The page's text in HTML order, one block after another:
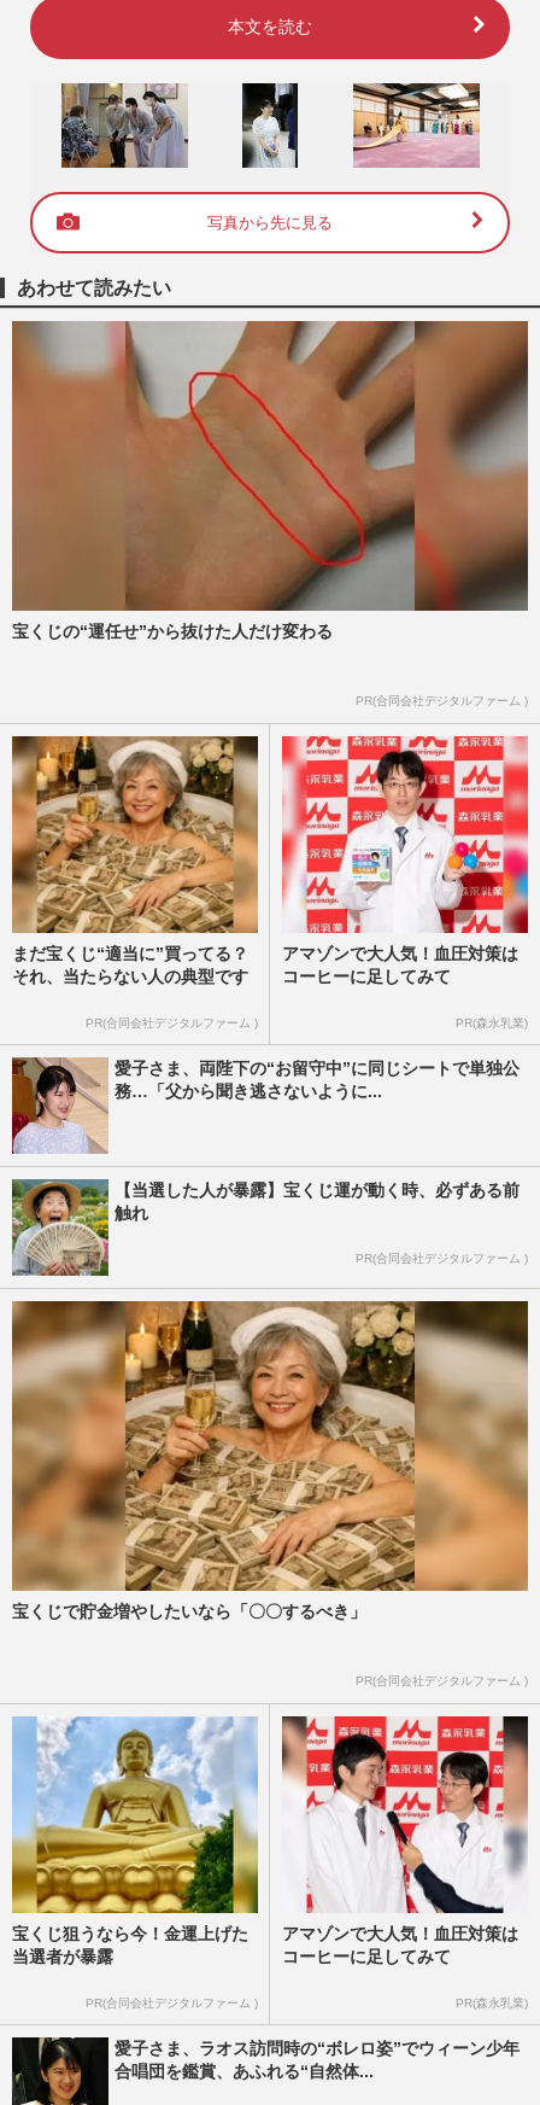
本文を読む
写真から先に見る
あわせて読みたい
宝くじの“運任せ”から抜けた人だけ変わる
PR(合同会社デジタルファーム )
まだ宝くじ“適当に”買ってる？
それ、当たらない人の典型です
PR(合同会社デジタルファーム )
アマゾンで大人気！血圧対策は
コーヒーに足してみて
PR(森永乳業)
愛子さま、両陛下の“お留守中”に同じシートで単独公
務…「父から聞き逃さないように...
【当選した人が暴露】宝くじ運が動く時、必ずある前
触れ
PR(合同会社デジタルファーム )
宝くじで貯金増やしたいなら「〇〇するべき」
PR(合同会社デジタルファーム )
宝くじ狙うなら今！金運上げた
当選者が暴露
PR(合同会社デジタルファーム )
アマゾンで大人気！血圧対策は
コーヒーに足してみて
PR(森永乳業)
愛子さま、ラオス訪問時の“ボレロ姿”でウィーン少年
合唱団を鑑賞、あふれる“自然体...